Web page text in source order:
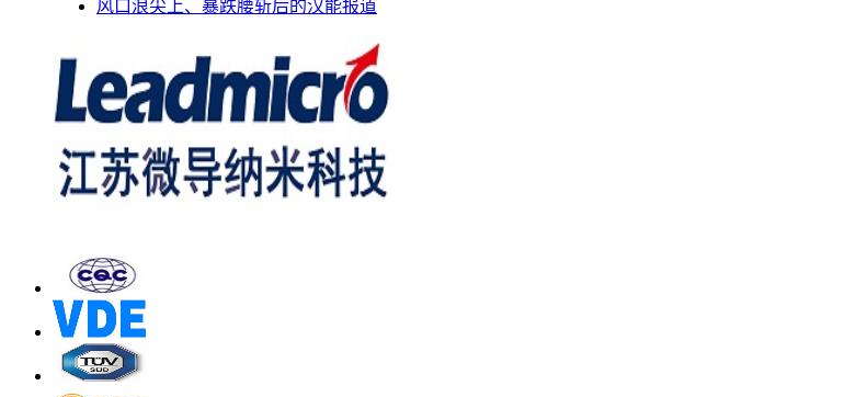
风口浪尖上、暴跌腰斩后的汉能报道